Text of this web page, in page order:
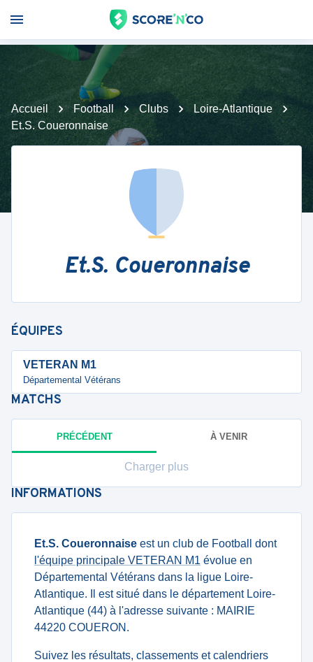
Accueil Football Clubs
Loire-Atlantique
Et.S. Coueronnaise
Et.S. Coueronnaise
ÉQUIPES
VETERAN M1
Départemental Vétérans
MATCHS
PRÉCÉDENT À VENIR
Charger plus
INFORMATIONS
Et.S. Coueronnaise est un club de Football dont
l'équipe principale VETERAN M1 évolue en
Départemental Vétérans dans la ligue Loire-
Atlantique. Il est situé dans le département Loire-
Atlantique (44) à l'adresse suivante : MAIRIE
44220 COUERON.
Suivez les résultats, classements et calendriers